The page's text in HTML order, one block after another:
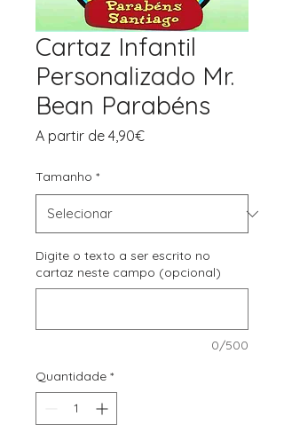
Cartaz Infantil
Personalizado Mr.
Bean Parabéns
A partir de 4,90€Preço
Tamanho *
Digite o texto a ser escrito no
cartaz neste campo (opcional)
0/500
Quantidade *